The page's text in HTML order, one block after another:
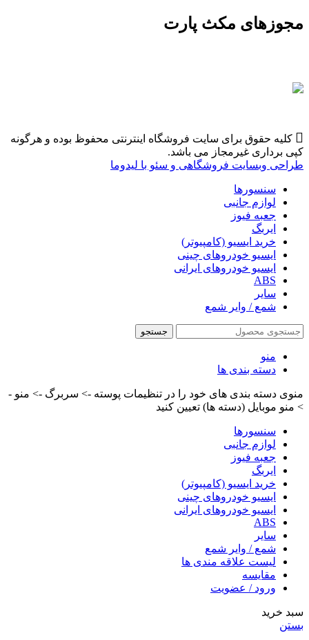
مجوزهای مکث پارت
کلیه حقوق برای سایت فروشگاه اینترنتی محفوظ بوده و هرگونه
کپی برداری غیرمجاز می باشد.
طراحی وبسایت فروشگاهی و سئو با لیدوما
سنسورها
لوازم جانبی
جعبه فیوز
ایربگ
خرید ایسیو (کامپیوتر)
ایسیو خودروهای چینی
ایسیو خودروهای ایرانی
ABS
سایر
شمع / وایر شمع
جستجو
منو
دسته بندی ها
منوی دسته بندی های خود را در تنظیمات پوسته -> سربرگ -> منو -
> منو موبایل (دسته ها) تعیین کنید
سنسورها
لوازم جانبی
جعبه فیوز
ایربگ
خرید ایسیو (کامپیوتر)
ایسیو خودروهای چینی
ایسیو خودروهای ایرانی
ABS
سایر
شمع / وایر شمع
لیست علاقه مندی ها
مقایسه
ورود / عضویت
سبد خرید
بستن